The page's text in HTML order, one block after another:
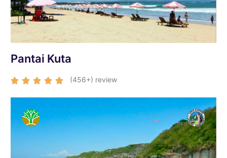
Pantai Kuta
     (456+) review